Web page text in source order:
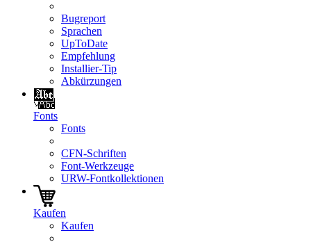
Bugreport
Sprachen
UpToDate
Empfehlung
Installier-Tip
Abkürzungen
Fonts
Fonts
CFN-Schriften
Font-Werkzeuge
URW-Fontkollektionen
Kaufen
Kaufen